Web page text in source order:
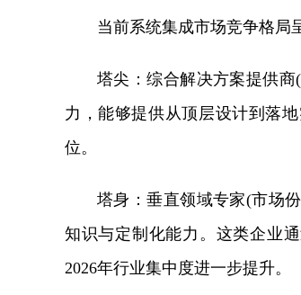
当前系统集成市场竞争格局
塔尖：综合解决方案提供
力，能够提供从顶层设计到落
位。
塔身：垂直领域专家(市场
知识与定制化能力。这类企业
2026年行业集中度进一步提升。